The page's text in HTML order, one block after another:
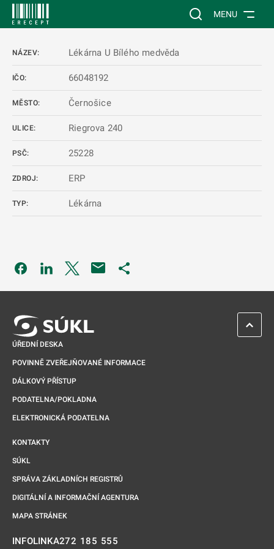
Vyhledávání na
MENU
NÁZEV: Lékárna U Bílého medvěda
IČO: 66048192
MĚSTO: Černošice
ULICE: Riegrova 240
PSČ: 25228
ZDROJ: ERP
TYP: Lékárna
Odkaz se otevře na nové kartě
Odkaz se otevře na nové kartě
Odkaz se otevře na nové kartě
ÚŘEDNÍ DESKA
POVINNĚ ZVEŘEJŇOVANÉ INFORMACE
DÁLKOVÝ PŘÍSTUP
PODATELNA/POKLADNA
ELEKTRONICKÁ PODATELNA
KONTAKTY
SÚKL
SPRÁVA ZÁKLADNÍCH REGISTRŮ
DIGITÁLNÍ A INFORMAČNÍ AGENTURA
MAPA STRÁNEK
INFOLINKA272 185 555
ZPĚT